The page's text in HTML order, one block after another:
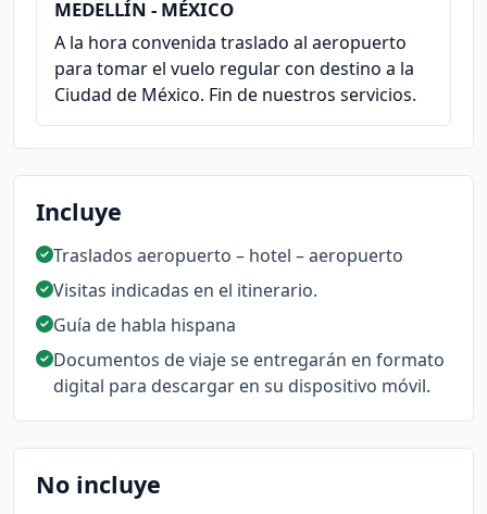
MEDELLÍN - MÉXICO
A la hora convenida traslado al aeropuerto
para tomar el vuelo regular con destino a la
Ciudad de México. Fin de nuestros servicios.
Incluye
Traslados aeropuerto – hotel – aeropuerto
Visitas indicadas en el itinerario.
Guía de habla hispana
Documentos de viaje se entregarán en formato
digital para descargar en su dispositivo móvil.
No incluye